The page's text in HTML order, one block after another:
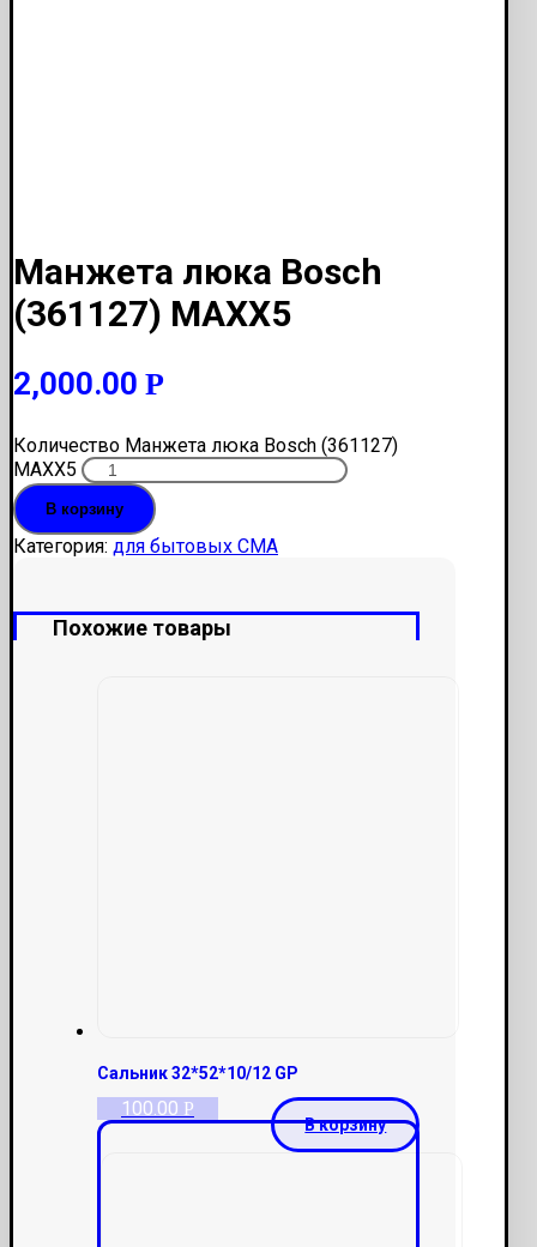
Манжета люка Bosch
(361127) MAXX5
2,000.00 Р
Количество Манжета люка Bosch (361127)
MAXX5
В корзину
Категория: для бытовых СМА
Похожие товары
Сальник 32*52*10/12 GP
100.00 Р
В корзину